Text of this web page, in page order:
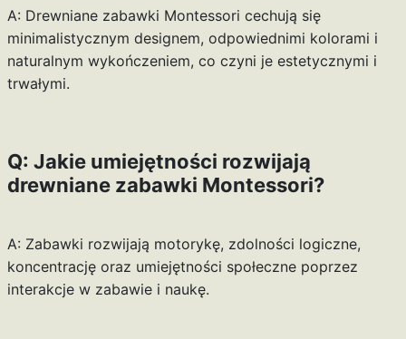
A: Drewniane zabawki Montessori cechują się
minimalistycznym designem, odpowiednimi kolorami i
naturalnym wykończeniem, co czyni je estetycznymi i
trwałymi.
Q: Jakie umiejętności rozwijają
drewniane zabawki Montessori?
A: Zabawki rozwijają motorykę, zdolności logiczne,
koncentrację oraz umiejętności społeczne poprzez
interakcje w zabawie i naukę.